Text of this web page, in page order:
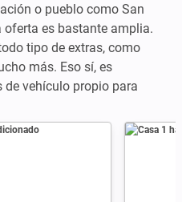
o pueblo como San
oferta es bastante amplia.
tipo de extras, como
más. Eso sí, es
de vehículo propio para